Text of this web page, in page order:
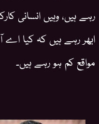
رہے ہیں، وہیں انسانی
ابھر رہے ہیں کہ کیا
مواقع کم ہو رہے ہیں۔